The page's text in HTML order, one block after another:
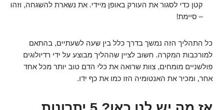
קטן כדי לסגור את העורק באופן מיידי. את נשארת להשגחה, וזהו
– סיימת!
כל התהליך הזה נמשך בדרך כלל בין שעה לשעתיים, בהתאם
למורכבות המקרה. חשוב לציין שההליך מבוצע על ידי רדיולוגים
פולשניים מומחים, צוות שרואה את כלי הדם טוב יותר מכל אחד
אחר, ומכיר את האנטומיה הזו כמו את כף ידו.